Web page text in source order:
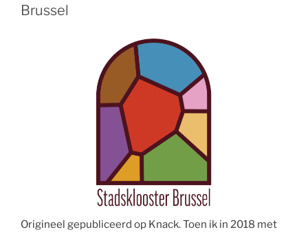
Brussel
Origineel gepubliceerd op Knack. Toen ik in 2018 met